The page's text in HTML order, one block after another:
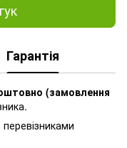
Гарантія
(замовлення